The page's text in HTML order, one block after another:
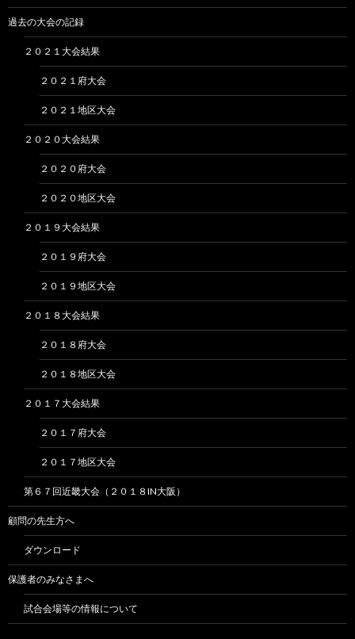
過去の大会の記録
２０２１大会結果
２０２１府大会
２０２１地区大会
２０２０大会結果
２０２０府大会
２０２０地区大会
２０１９大会結果
２０１９府大会
２０１９地区大会
２０１８大会結果
２０１８府大会
２０１８地区大会
２０１７大会結果
２０１７府大会
２０１７地区大会
第６７回近畿大会（２０１８IN大阪）
顧問の先生方へ
ダウンロード
保護者のみなさまへ
試合会場等の情報について